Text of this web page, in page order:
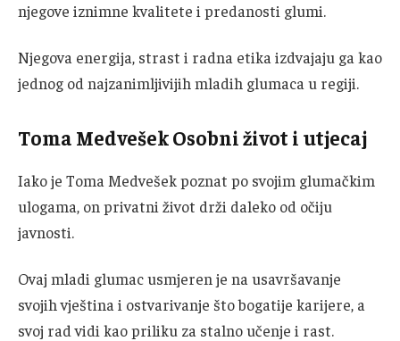
njegove iznimne kvalitete i predanosti glumi.
Njegova energija, strast i radna etika izdvajaju ga kao
jednog od najzanimljivijih mladih glumaca u regiji.
Toma Medvešek Osobni život i utjecaj
Iako je Toma Medvešek poznat po svojim glumačkim
ulogama, on privatni život drži daleko od očiju
javnosti.
Ovaj mladi glumac usmjeren je na usavršavanje
svojih vještina i ostvarivanje što bogatije karijere, a
svoj rad vidi kao priliku za stalno učenje i rast.